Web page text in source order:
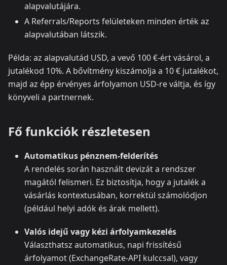
alapvalutájára.
A Referrals/Reports felületeken minden érték az
alapvalutában látszik.
Példa: az alapvalutád USD, a vevő 100 €‑ért vásárol, a
jutalékod 10%. A bővítmény kiszámolja a 10 € jutalékot,
majd az épp érvényes árfolyamon USD-re váltja, és így
könyveli a partnernek.
Fő funkciók részletesen
Automatikus pénznem‑felderítés
A rendelés során használt devizát a rendszer
magától felismeri. Ez biztosítja, hogy a jutalék a
vásárlás kontextusában, korrektül számolódjon
(például helyi adók és árak mellett).
Valós idejű vagy kézi árfolyamkezelés
Választhatsz automatikus, napi frissítésű
árfolyamot (ExchangeRate‑API kulccsal), vagy